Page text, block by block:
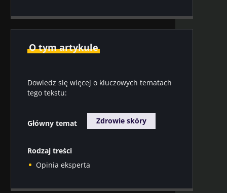
O tym artykule
Dowiedz się więcej o kluczowych tematach
tego tekstu:
Główny temat Zdrowie skóry
Rodzaj treści
Opinia eksperta